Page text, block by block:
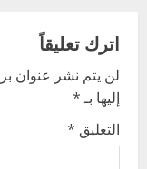
a
v
i
g
اترك تعليقاً
لن يتم نشر عنوان
إليها بـ*
التعليق *